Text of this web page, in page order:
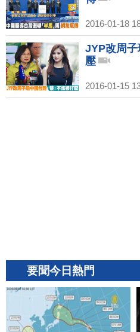
2016-01-18
JYP改周
壓
2016-01-15
要聞今日熱門